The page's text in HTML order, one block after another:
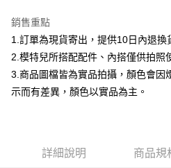
聯邦商業銀行
元大商業銀行
台新國際商業銀行
台灣樂天信用卡公司
悠遊付
Google Pay
大哥付你分期
2.付款方式選擇「大哥付你分期」，訂單
流程，驗證手機門號後，選擇欲分期的期
相關說明
銷售重點
1.訂單為現貨寄出，提供10日內退換
2.模特兒所搭配配件、內搭僅供拍照
3.商品圖檔皆為實品拍攝，顏色會因
示而有差異，顏色以實品為主。
詳細說明 商品規